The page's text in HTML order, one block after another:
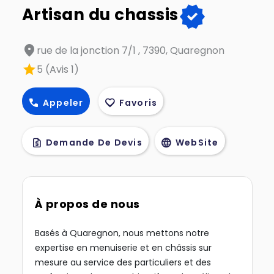
Artisan du chassisverified
location_on rue de la jonction 7/1 , 7390, Quaregnon
star5 (Avis 1)
call Appeler favorite Favoris
request_quote Demande De Devis language WebSite
À propos de nous
Basés à Quaregnon, nous mettons notre
expertise en menuiserie et en châssis sur
mesure au service des particuliers et des